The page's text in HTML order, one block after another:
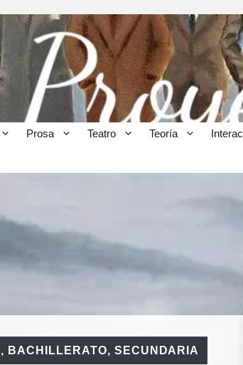
Prosa Teatro Teoría
, BACHILLERATO, SECUNDARIA